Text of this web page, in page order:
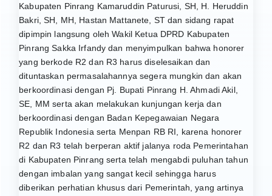
Kabupaten Pinrang Kamaruddin Paturusi, SH, H. Heruddin
Bakri, SH, MH, Hastan Mattanete, ST dan sidang rapat
dipimpin langsung oleh Wakil Ketua DPRD Kabupaten
Pinrang Sakka Irfandy dan menyimpulkan bahwa honorer
yang berkode R2 dan R3 harus diselesaikan dan
dituntaskan permasalahannya segera mungkin dan akan
berkoordinasi dengan Pj. Bupati Pinrang H. Ahmadi Akil,
SE, MM serta akan melakukan kunjungan kerja dan
berkoordinasi dengan Badan Kepegawaian Negara
Republik Indonesia serta Menpan RB RI, karena honorer
R2 dan R3 telah berperan aktif jalanya roda Pemerintahan
di Kabupaten Pinrang serta telah mengabdi puluhan tahun
dengan imbalan yang sangat kecil sehingga harus
diberikan perhatian khusus dari Pemerintah, yang artinya